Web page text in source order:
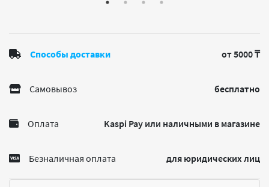
Способы доставки от 5000 ₸
Самовывоз бесплатно
Оплата Kaspi Pay или наличными в магазине
Безналичная оплата для юридических лиц